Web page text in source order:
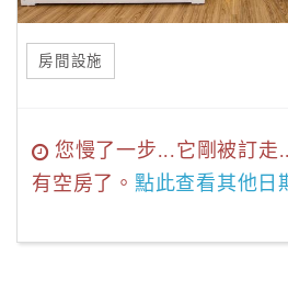
房間設施
您慢了一步...它剛被訂走
有空房了。 點此查看其他日